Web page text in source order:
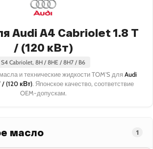
Audi A4 Cabriolet 1.8 T
/ (120 кВт)
S4 Cabriolet, 8H / 8HE / 8H7 / B6
и технические жидкости TOM'S для Audi
/ (120 кВт). Японское качество, соответствие
OEM-допускам.
масло 1